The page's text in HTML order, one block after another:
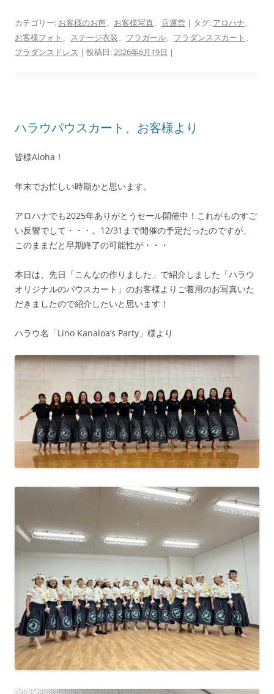
カテゴリー: お客様のお声、 お客様写真、 店運営 | タグ: アロハナ、
お客様フォト 、 ステージ衣装、 フラガール、 フラダンススカート 、
フラダンスドレス | 投稿日:2026年6月19日 |
ハラウパウスカート、お客様より
皆様Aloha！
年末でお忙しい時期かと思います。
アロハナでも2025年ありがとうセール開催中！これがものすご
い反響でして・・・。12/31まで開催の予定だったのですが、
このままだと早期終了の可能性が・・・
本日は、先日「こんなの作りました」で紹介しました「ハラウ
オリジナルのパウスカート」のお客様よりご着用のお写真いた
だきましたので紹介したいと思います！
ハラウ名「Lino Kanaloa’s Party」様より